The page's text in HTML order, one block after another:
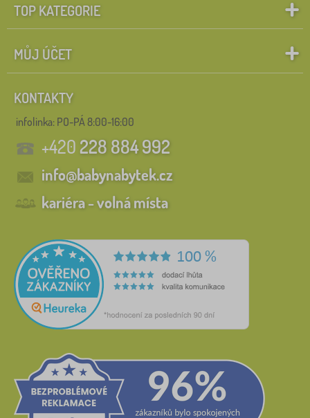
TOP KATEGORIE
MŮJ ÚČET
KONTAKTY
infolinka: PO-PÁ 8:00-16:00
+420228 884 992
info@babynabytek.cz
kariéra - volná místa